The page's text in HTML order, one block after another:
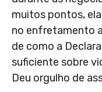
muitos pontos,
no enfretamento
de como a
suficiente sobre
Deu orgulho de